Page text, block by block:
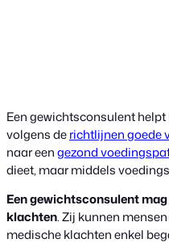
Een gewichtsconsulent
volgens derichtlijnen goede
naar eengezond
dieet, maar middels
Een gewichtsconsulent
klachten. Zij kunnen
medische klachten enkel